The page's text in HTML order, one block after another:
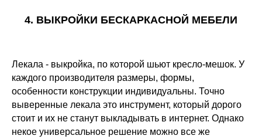
4. ВЫКРОЙКИ БЕСКАРКАСНОЙ МЕБЕЛИ
Лекала - выкройка, по которой шьют кресло-мешок. У
каждого производителя размеры, формы,
особенности конструкции индивидуальны. Точно
выверенные лекала это инструмент, который дорого
стоит и их не станут выкладывать в интернет. Однако
некое универсальное решение можно все же